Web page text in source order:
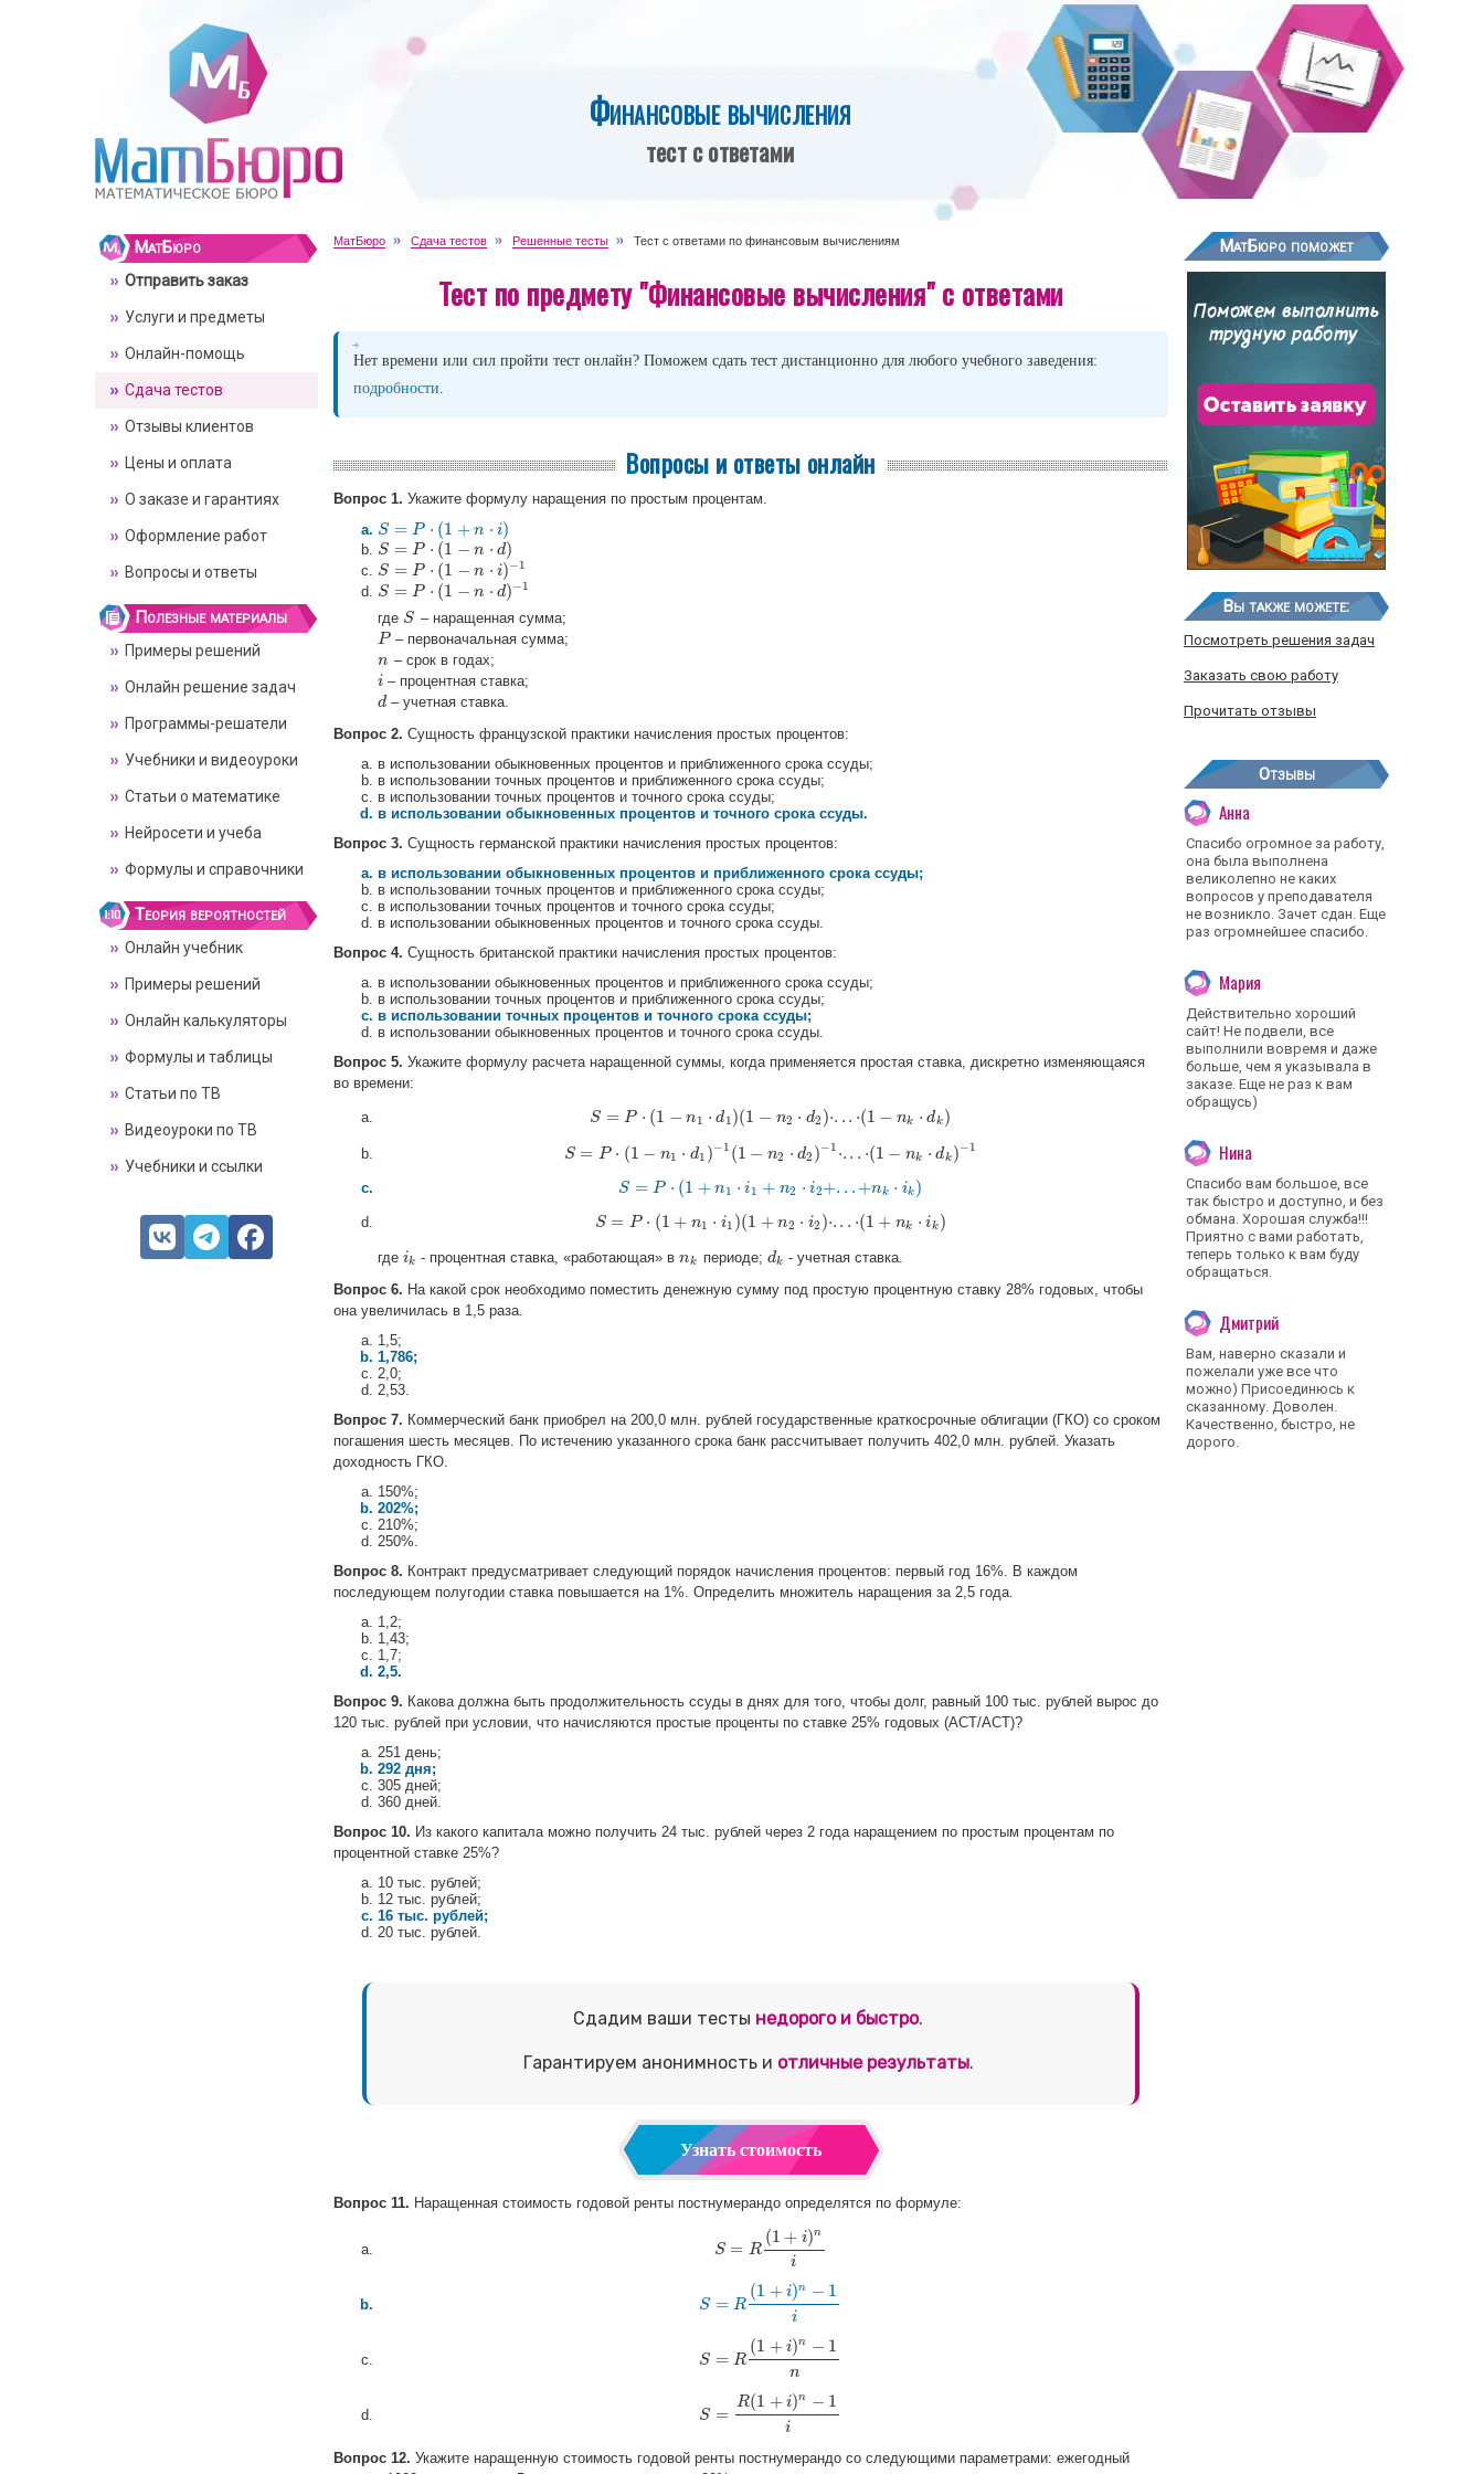
Финансовые вычисления
тест с ответами
МатБюро Сдача тестов Решенные тесты Тест с ответами по финансовым вычислениям
Тест по предмету "Финансовые вычисления" с ответами
Нет времени или сил пройти тест онлайн? Поможем сдать тест дистанционно для любого учебного заведения:
подробности.
Вопросы и ответы онлайн
Вопрос 1. Укажите формулу наращения по простым процентам.
S = P ⋅ (1 + n ⋅ i)
S=P⋅ (1+n⋅ i)
S = P ⋅ (1 − n ⋅ d)
S=P⋅ (1−n⋅ d
S = P ⋅ (1 − n ⋅ i)−1
S=P⋅ (1−n⋅ i) −1
S = P ⋅ (1 − n ⋅ d)−1
S=P⋅ (1−n⋅ d −1
где S
S – наращенная сумма;
P
P – первоначальная сумма;
n
n – срок в годах;
i
i– процентная ставка;
d
d – учетная ставка.
Вопрос 2. Сущность французской практики начисления простых процентов:
в использовании обыкновенных процентов и приближенного срока ссуды;
в использовании точных процентов и приближенного срока ссуды;
в использовании точных процентов и точного срока ссуды;
в использовании обыкновенных процентов и точного срока ссуды.
Вопрос 3. Сущность германской практики начисления простых процентов:
в использовании обыкновенных процентов и приближенного срока ссуды;
в использовании точных процентов и приближенного срока ссуды;
в использовании точных процентов и точного срока ссуды;
в использовании обыкновенных процентов и точного срока ссуды.
Вопрос 4. Сущность британской практики начисления простых процентов:
в использовании обыкновенных процентов и приближенного срока ссуды;
в использовании точных процентов и приближенного срока ссуды;
в использовании точных процентов и точного срока ссуды;
в использовании обыкновенных процентов и точного срока ссуды.
Вопрос 5. Укажите формулу расчета наращенной суммы, когда применяется простая ставка, дискретно изменяющаяся
во времени:
S = P ⋅ (1 − n1 ⋅ d1)(1 − n2 ⋅ d2 )⋅. . . ⋅(1 − nk ⋅ dk )
S= P⋅ (1− n 1⋅d 1) (1 −n 2⋅d 2 ⋅... ⋅(1 − n k⋅d k)
S = P ⋅ (1 − n1 ⋅ d1 )−1 (1 − n2 ⋅ d2 )−1 ⋅. . . ⋅(1 − nk ⋅ dk )−1
S=P (1− n 1⋅d 1 − 1 (1 −n 2⋅d 2 )−1 ⋅. .⋅ (1 − n k⋅d k)−1
S = P ⋅ (1 + n1 ⋅ i1 + n2 ⋅ i2+. . . +nk ⋅ ik )
S = P⋅( 1+n 1 ⋅i1 +n 2⋅i2 + ...+nk⋅ ik)
S = P ⋅ (1 + n1 ⋅ i1 )(1 + n2 ⋅ i2 )⋅. . . ⋅(1 + nk ⋅ ik )
S=P (1+ n 1⋅ 1) (1 +n 2⋅i2 ) ... ⋅(1 + n k⋅ ik )
где ik
ik - процентная ставка, «работающая» вnk
nk периоде; dk
dk - учетная ставка.
Вопрос 6. На какой срок необходимо поместить денежную сумму под простую процентную ставку 28% годовых, чтобы
она увеличилась в 1,5 раза.
1,5;
1,786;
2,0;
2,53.
Вопрос 7. Коммерческий банк приобрел на 200,0 млн. рублей государственные краткосрочные облигации (ГКО) со сроком
погашения шесть месяцев. По истечению указанного срока банк рассчитывает получить 402,0 млн. рублей. Указать
доходность ГКО.
150%;
202%;
210%;
250%.
Вопрос 8. Контракт предусматривает следующий порядок начисления процентов: первый год 16%. В каждом
последующем полугодии ставка повышается на 1%. Определить множитель наращения за 2,5 года.
1,2;
1,43;
1,7;
2,5.
Вопрос 9. Какова должна быть продолжительность ссуды в днях для того, чтобы долг, равный 100 тыс. рублей вырос до
120 тыс. рублей при условии, что начисляются простые проценты по ставке 25% годовых (АСТ/АСТ)?
251 день;
292 дня;
305 дней;
360 дней.
Вопрос 10. Из какого капитала можно получить 24 тыс. рублей через 2 года наращением по простым процентам по
процентной ставке 25%?
10 тыс. рублей;
12 тыс. рублей;
16 тыс. рублей;
20 тыс. рублей.
Сдадим ваши тесты недорого и быстро.
Гарантируем анонимность и отличные результаты.
Узнать стоимость
Вопрос 11. Наращенная стоимость годовой ренты постнумерандо определятся по формуле:
S = R
(1 + i)n
i
S =R(1+i)ni
S = R
(1 + i)n − 1
i
S=R(1+i)n−1i
S = R
(1 + i)n − 1
n
S=R(1+i)n−1n
S =
R(1 + i)n − 1
i
S=R(1+i)n−1i
Вопрос 12. Укажите наращенную стоимость годовой ренты постнумерандо со следующими параметрами: ежегодный
МатБюро
Отправить заказ
Услуги и предметы
Онлайн-помощь
Сдача тестов
Отзывы клиентов
Цены и оплата
О заказе и гарантиях
Оформление работ
Вопросы и ответы
Полезные материалы
Примеры решений
Онлайн решение задач
Программы-решатели
Учебники и видеоуроки
Статьи о математике
Нейросети и учеба
Формулы и справочники
Теория вероятностей
Онлайн учебник
Примеры решений
Онлайн калькуляторы
Формулы и таблицы
Статьи по ТВ
Видеоуроки по ТВ
Учебники и ссылки
МатБюро поможет
Вы также можете:
Посмотреть решения задач
Заказать свою работу
Прочитать отзывы
Отзывы
Анна
Спасибо огромное за работу,
она была выполнена
великолепно не каких
вопросов у преподавателя
не возникло. Зачет сдан. Еще
раз огромнейшее спасибо.
Мария
Действительно хороший
сайт! Не подвели, все
выполнили вовремя и даже
больше, чем я указывала в
заказе. Еще не раз к вам
обращусь)
Нина
Спасибо вам большое, все
так быстро и доступно, и без
обмана. Хорошая служба!!!
Приятно с вами работать,
теперь только к вам буду
обращаться.
Дмитрий
Вам, наверно сказали и
пожелали уже все что
можно) Присоединюсь к
сказанному. Доволен.
Качественно, быстро, не
дорого.